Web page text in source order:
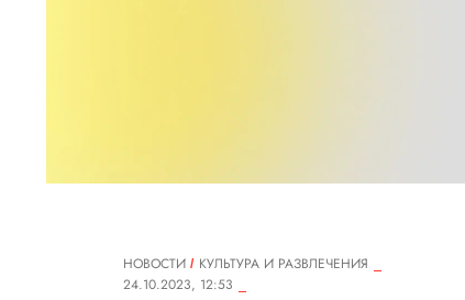
НОВОСТИ
КУЛЬТУРА И РАЗВЛЕЧЕНИЯ
24.10.2023, 12:53